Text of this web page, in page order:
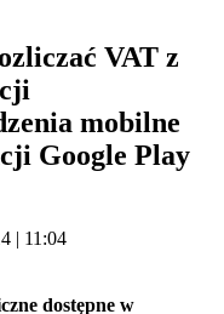
VAT z
mobilne
Google Play
| 11:04
dostępne w